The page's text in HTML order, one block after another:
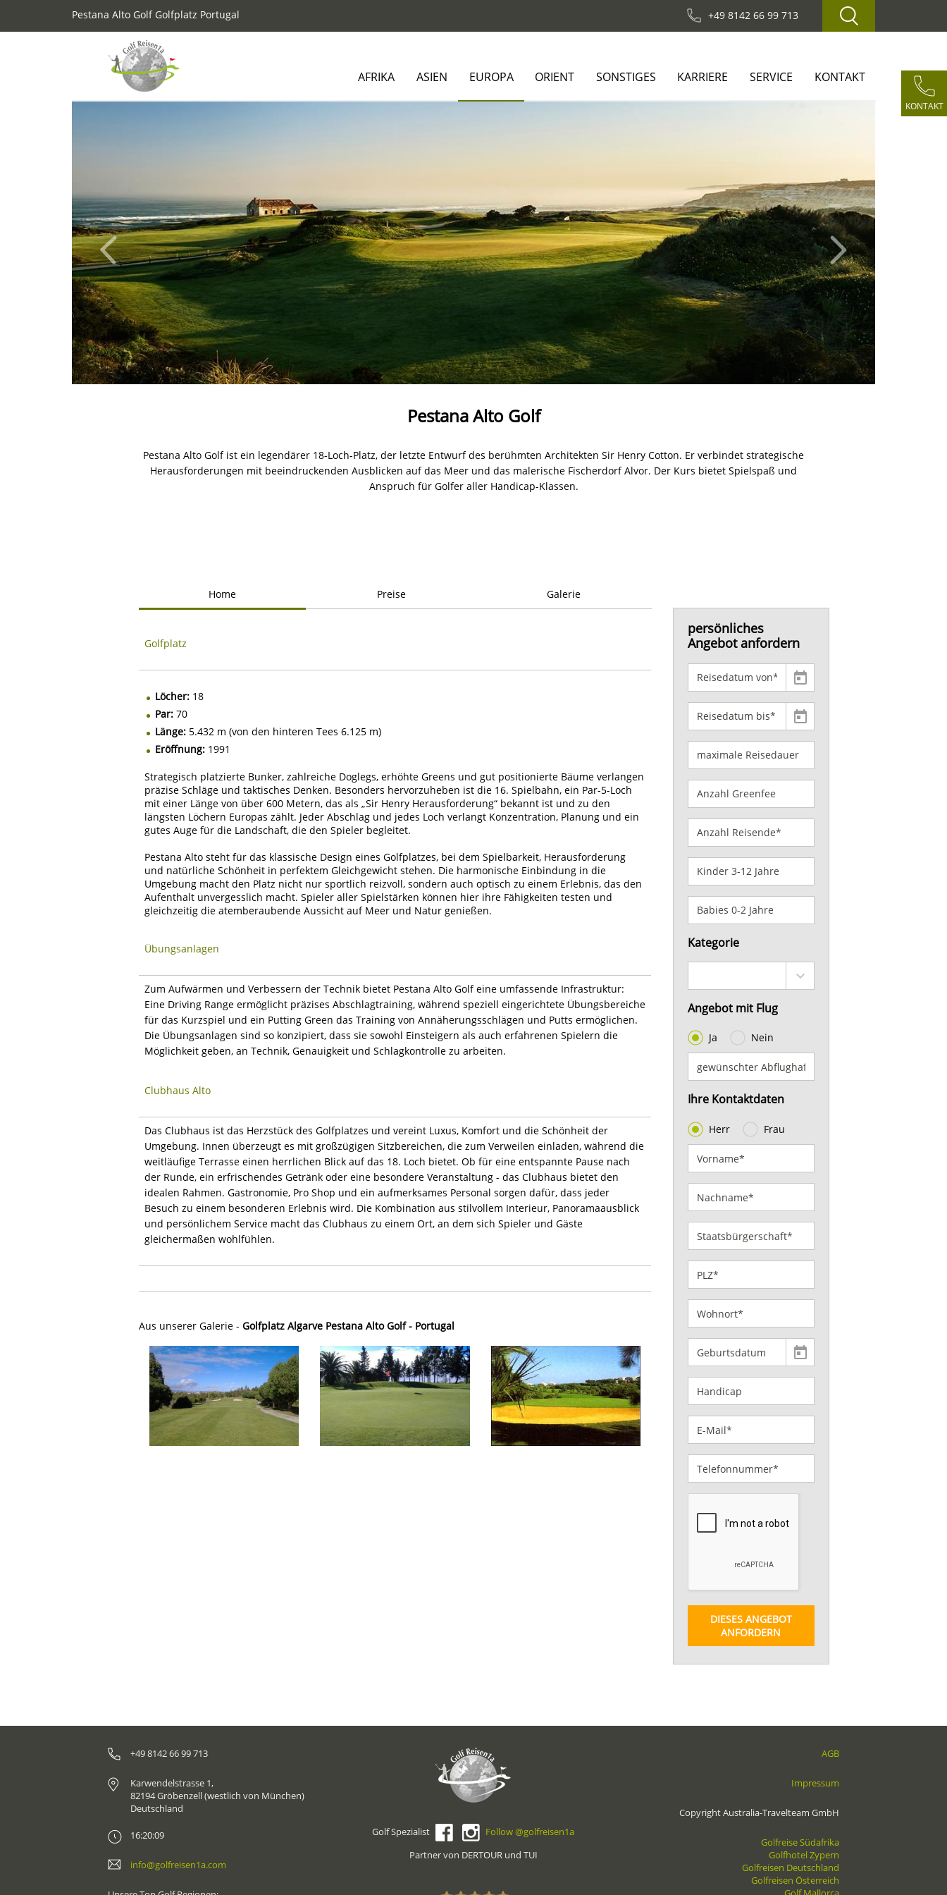
Pestana Alto Golf Golfplatz Portugal +49 8142 66 99 713
KONTAKT
AFRIKA ASIEN EUROPA ORIENT SONSTIGES KARRIERE SERVICE KONTAKT
Pestana Alto Golf
Pestana Alto Golf ist ein legendärer 18-Loch-Platz, der letzte Entwurf des berühmten Architekten Sir Henry Cotton. Er verbindet strategische
Herausforderungen mit beeindruckenden Ausblicken auf das Meer und das malerische Fischerdorf Alvor. Der Kurs bietet Spielspaß und
Anspruch für Golfer aller Handicap-Klassen.
Home Preise Galerie
Golfplatz
Löcher: 18
Par: 70
Länge: 5.432 m (von den hinteren Tees 6.125 m)
Eröffnung: 1991
Strategisch platzierte Bunker, zahlreiche Doglegs, erhöhte Greens und gut positionierte Bäume verlangen
präzise Schläge und taktisches Denken. Besonders hervorzuheben ist die 16. Spielbahn, ein Par-5-Loch
mit einer Länge von über 600 Metern, das als „Sir Henry Herausforderung“ bekannt ist und zu den
längsten Löchern Europas zählt. Jeder Abschlag und jedes Loch verlangt Konzentration, Planung und ein
gutes Auge für die Landschaft, die den Spieler begleitet.
Pestana Alto steht für das klassische Design eines Golfplatzes, bei dem Spielbarkeit, Herausforderung
und natürliche Schönheit in perfektem Gleichgewicht stehen. Die harmonische Einbindung in die
Umgebung macht den Platz nicht nur sportlich reizvoll, sondern auch optisch zu einem Erlebnis, das den
Aufenthalt unvergesslich macht. Spieler aller Spielstärken können hier ihre Fähigkeiten testen und
gleichzeitig die atemberaubende Aussicht auf Meer und Natur genießen.
Übungsanlagen
Zum Aufwärmen und Verbessern der Technik bietet Pestana Alto Golf eine umfassende Infrastruktur:
Eine Driving Range ermöglicht präzises Abschlagtraining, während speziell eingerichtete Übungsbereiche
für das Kurzspiel und ein Putting Green das Training von Annäherungsschlägen und Putts ermöglichen.
Die Übungsanlagen sind so konzipiert, dass sie sowohl Einsteigern als auch erfahrenen Spielern die
Möglichkeit geben, an Technik, Genauigkeit und Schlagkontrolle zu arbeiten.
Clubhaus Alto
Das Clubhaus ist das Herzstück des Golfplatzes und vereint Luxus, Komfort und die Schönheit der
Umgebung. Innen überzeugt es mit großzügigen Sitzbereichen, die zum Verweilen einladen, während die
weitläufige Terrasse einen herrlichen Blick auf das 18. Loch bietet. Ob für eine entspannte Pause nach
der Runde, ein erfrischendes Getränk oder eine besondere Veranstaltung - das Clubhaus bietet den
idealen Rahmen. Gastronomie, Pro Shop und ein aufmerksames Personal sorgen dafür, dass jeder
Besuch zu einem besonderen Erlebnis wird. Die Kombination aus stilvollem Interieur, Panoramaausblick
und persönlichem Service macht das Clubhaus zu einem Ort, an dem sich Spieler und Gäste
gleichermaßen wohlfühlen.
Aus unserer Galerie - Golfplatz Algarve Pestana Alto Golf - Portugal
persönliches
Angebot anfordern
Kategorie
Angebot mit Flug
Ja Nein
Ihre Kontaktdaten
Herr Frau
DIESES ANGEBOT
ANFORDERN
+49 8142 66 99 713
Karwendelstrasse 1,
82194 Gröbenzell (westlich von München)
Deutschland
16:20:09
info@golfreisen1a.com
Golf Spezialist
Follow @golfreisen1a
Partner von DERTOUR und TUI
AGB
Impressum
Copyright Australia-Travelteam GmbH
Golfreise Südafrika
Golfhotel Zypern
Golfreisen Deutschland
Golfreisen Österreich